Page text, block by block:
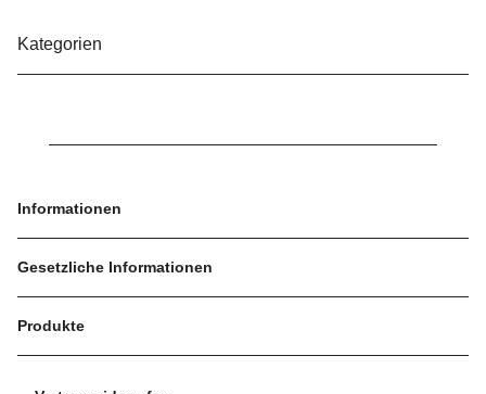
Kategorien
Informationen
Gesetzliche Informationen
Produkte